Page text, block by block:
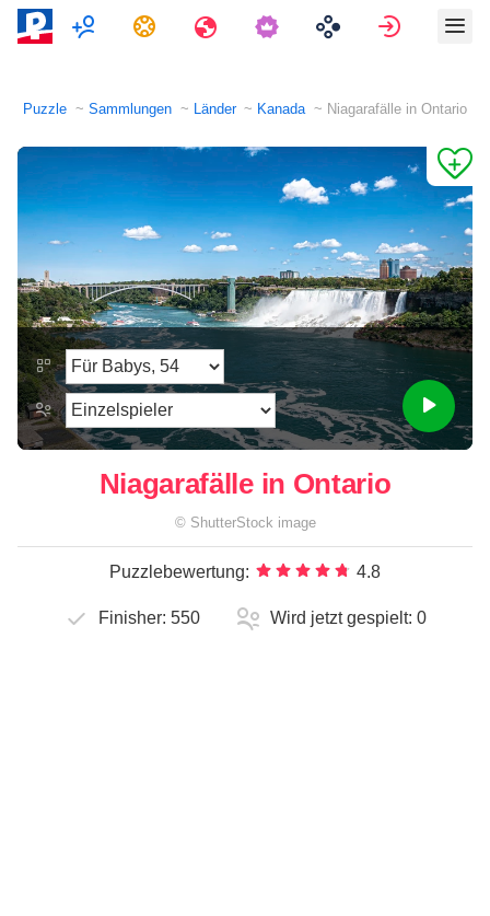
MultiplayerAufgaben Reisen Anmelden
Puzzle Sammlungen Länder Kanada Niagarafälle in Ontario
Niagarafälle in Ontario
© ShutterStock image
Puzzlebewertung: 4.8
Finisher: 550 Wird jetzt gespielt: 0